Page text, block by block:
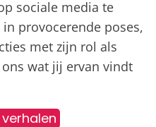
sociale media te
provocerende poses,
met zijn rol als
wat jij ervan vindt